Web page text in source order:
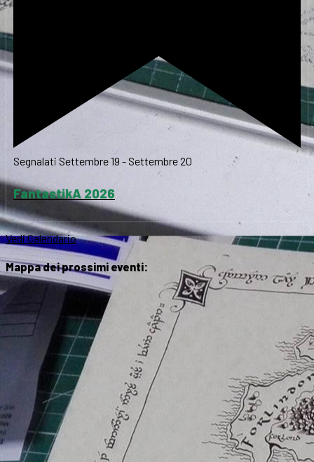
Segnalati Settembre 19 - Settembre 20
FantastikA 2026
Vedi Calendario
Mappa dei prossimi eventi: